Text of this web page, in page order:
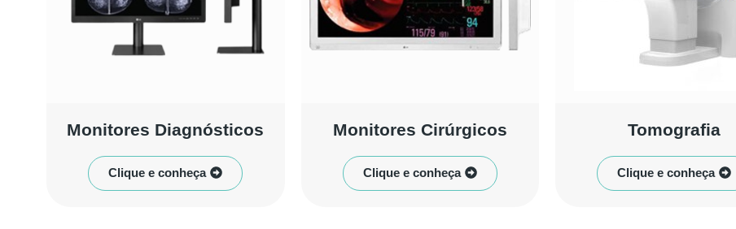
Monitores Diagnósticos
Clique e conheça
Monitores Cirúrgicos
Clique e conheça
Tomografia
Clique e conheça